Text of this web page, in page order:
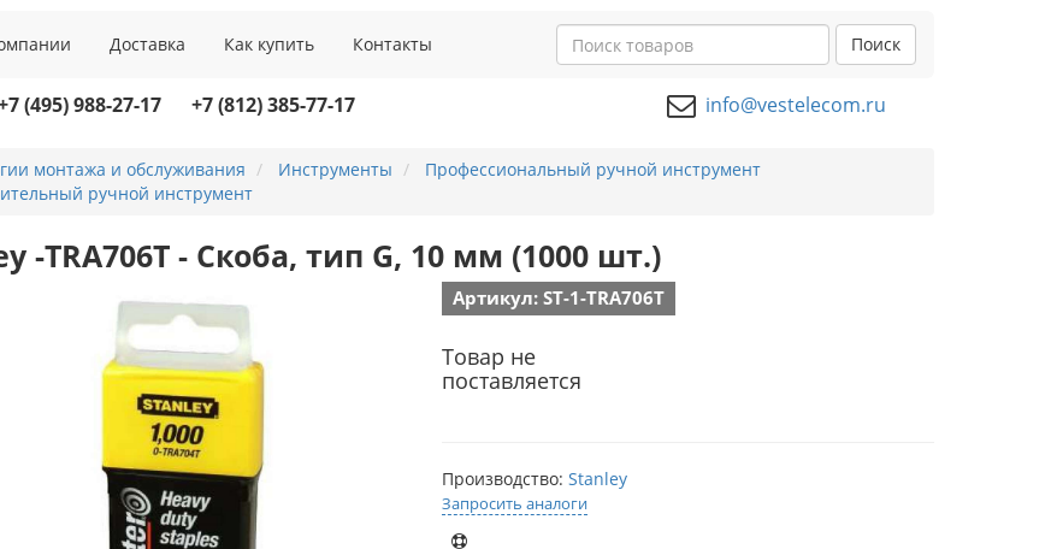
Доставка Как купить Контакты Поиск
(495) 988-27-17 +7 (812) 385-77-17 info@vestelecom.ru
монтажа и обслуживания Инструменты
Профессиональный ручной инструмент
ручной инструмент
-TRA706T - Скоба, тип G, 10 мм (1000 шт.)
Артикул: ST-1-TRA706T
Товар не
поставляется
Производство:Stanley
Запросить аналоги